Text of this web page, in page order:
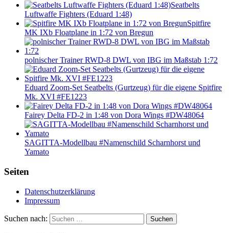
Seatbelts
Luftwaffe Fighters (Eduard 1:48)
Spitfire
MK IXb Floatplane in 1:72 von Bregun
polnischer Trainer RWD-8 DWL von IBG im Maßstab 1:72
Eduard Zoom-Set Seatbelts (Gurtzeug) für die eigene Spitfire
Mk. XVI #FE1223
Fairey Delta FD-2 in 1:48 von Dora Wings #DW48064
SAGITTA-Modellbau #Namenschild Scharnhorst und
Yamato
Seiten
Datenschutzerklärung
Impressum
Suchen nach: Suchen